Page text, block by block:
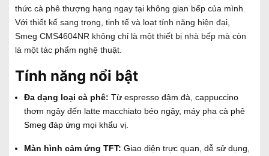
thức cà phê thượng hạng ngay tại không gian bếp của mình.
Với thiết kế sang trọng, tinh tế và loạt tính năng hiện đại,
Smeg CMS4604NR không chỉ là một thiết bị nhà bếp mà còn
là một tác phẩm nghệ thuật.
Tính năng nổi bật
Đa dạng loại cà phê: Từ espresso đậm đà, cappuccino
thơm ngậy đến latte macchiato béo ngậy, máy pha cà phê
Smeg đáp ứng mọi khẩu vị.
Màn hình cảm ứng TFT: Giao diện trực quan, dễ sử dụng,